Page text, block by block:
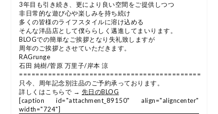
3年目も引き続き、更により良い空間をご提供しつつ
非日常的な遊び心や楽しみを持ち続け
多くの皆様のライフスタイルに溶け込める
そんな洋品店として僕ららしく邁進してまいります。
BLOGでの簡単なご挨拶となり失礼致しますが
周年のご挨拶とさせていただきます。
RAGrunge
石田 純樹/菅原 万里子/岸本 涼
============================================
只今、周年記念別注品のご予約承っております。
詳しくはこちらで → 先日のBLOG
[caption id="attachment_89150" align="aligncenter"
width="724"]